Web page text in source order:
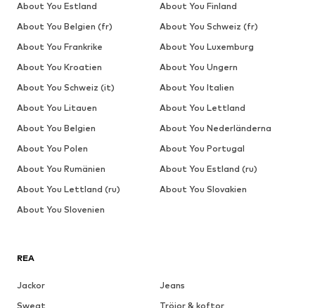
REA
Jackor
Jeans
Sweat
Tröjor & koftor
About You Estland
About You Finland
About You Belgien (fr)
About You Schweiz (fr)
About You Frankrike
About You Luxemburg
About You Kroatien
About You Ungern
About You Schweiz (it)
About You Italien
About You Litauen
About You Lettland
About You Belgien
About You Nederländerna
About You Polen
About You Portugal
About You Rumänien
About You Estland (ru)
About You Lettland (ru)
About You Slovakien
About You Slovenien